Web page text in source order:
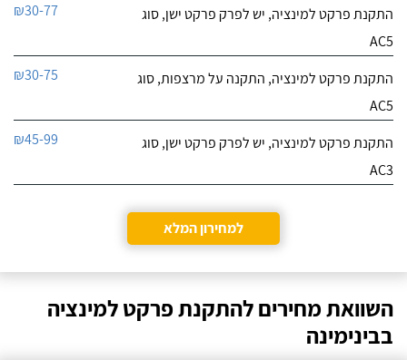
התקנת פרקט למינציה, יש לפרק פרקט ישן, סוג
AC5
₪30-77
התקנת פרקט למינציה, התקנה על מרצפות, סוג
AC5
₪30-75
התקנת פרקט למינציה, יש לפרק פרקט ישן, סוג
AC3
₪45-99
למחירון המלא
השוואת מחירים להתקנת פרקט למינציה
בבינימינה